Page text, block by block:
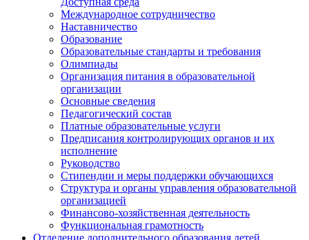
Международное сотрудничество
Наставничество
Образование
Образовательные стандарты и требования
Олимпиады
Организация питания в образовательной
организации
Основные сведения
Педагогический состав
Платные образовательные услуги
Предписания контролирующих органов и их
исполнение
Руководство
Стипендии и меры поддержки обучающихся
Структура и органы управления образовательной
организацией
Финансово-хозяйственная деятельность
Функциональная грамотность
Отделение дополнительного образования детей